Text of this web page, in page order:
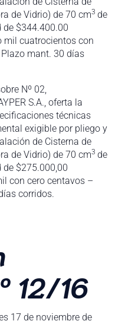
de Vidrio) de 70 cm3 de
$344.400.00
mil cuatrocientos con
mant. 30 días
Nº 02,
S.A., oferta la
técnicas
exigible por pliego y
de Cisterna de
de Vidrio) de 70 cm3 de
$275.000,00
con cero centavos –
corridos.
12/16
17 de noviembre de